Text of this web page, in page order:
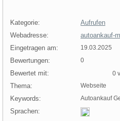
Kategorie:
Aufrufen
Webadresse:
autoankauf-
Eingetragen am:
19.03.2025
Bewertungen: 0
Bewertet mit: 0
Thema: Webseite
Keywords: Autoankauf
Sprachen: